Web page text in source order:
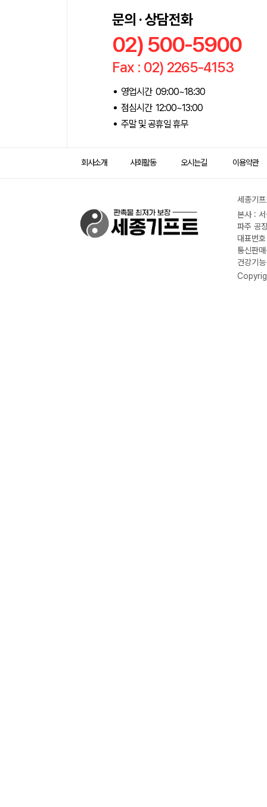
문의 · 상담전화
02) 500-5900
Fax : 02) 2265-4153
영업시간 09:00~18:30
점심시간 12:00~13:00
주말 및 공휴일 휴무
회사소개 사회활동 오시는길 이용약관
세종기
본사 :
파주 공
대표번
통신판
건강기